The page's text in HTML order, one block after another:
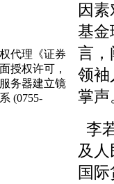
代理《证券
授权许可，
务器建立镜
(0755-
因
基
言，
领袖
掌声
李
及
国